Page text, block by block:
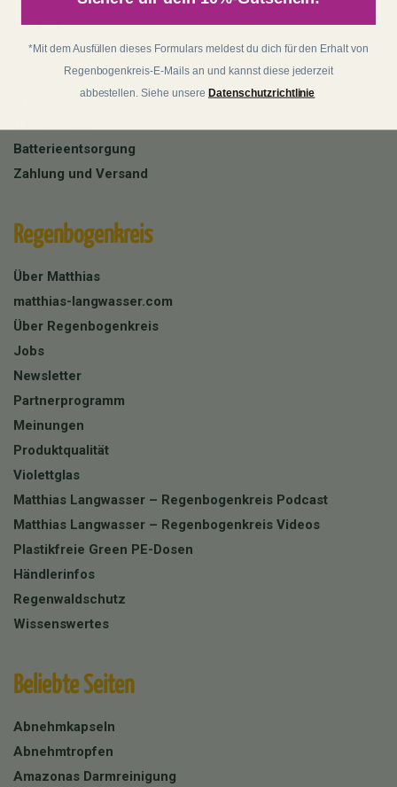
Kontakt
Impressum
Widerrufsrecht
Batterieentsorgung
Zahlung und Versand
Regenbogenkreis
Über Matthias
matthias-langwasser.com
Über Regenbogenkreis
Jobs
Newsletter
Partnerprogramm
Meinungen
Produktqualität
Violettglas
Matthias Langwasser – Regenbogenkreis Podcast
Matthias Langwasser – Regenbogenkreis Videos
Plastikfreie Green PE-Dosen
Händlerinfos
Regenwaldschutz
Wissenswertes
Beliebte Seiten
Abnehmkapseln
Abnehmtropfen
Amazonas Darmreinigung
*Mit dem Ausfüllen dieses Formulars meldest du dich für den Erhalt von
Regenbogenkreis-E-Mails an und kannst diese jederzeit
abbestellen. Siehe unsere Datenschutzrichtlinie